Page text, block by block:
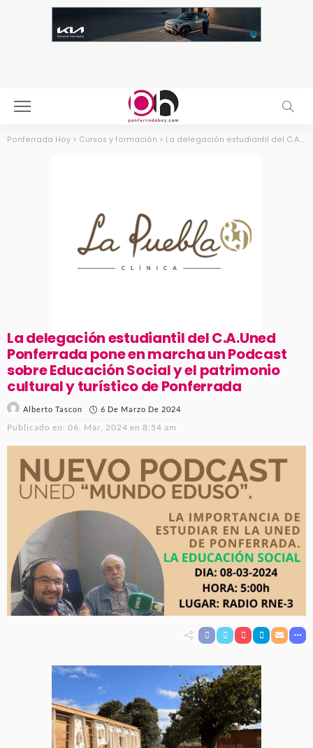
Ponferrada Hoy > Cursos y formación > La delegación estudiantil del C.A.Uned Ponferrada pone en marcha un Podcast sobre Educación Social y el patrimonio cultural y turístico de Ponferrada
La delegación estudiantil del C.A.Uned
Ponferrada pone en marcha un Podcast
sobre Educación Social y el patrimonio
cultural y turístico de Ponferrada
Alberto Tascon 6 De Marzo De 2024
Publicado en: 06. Mar, 2024 en 8:54 am